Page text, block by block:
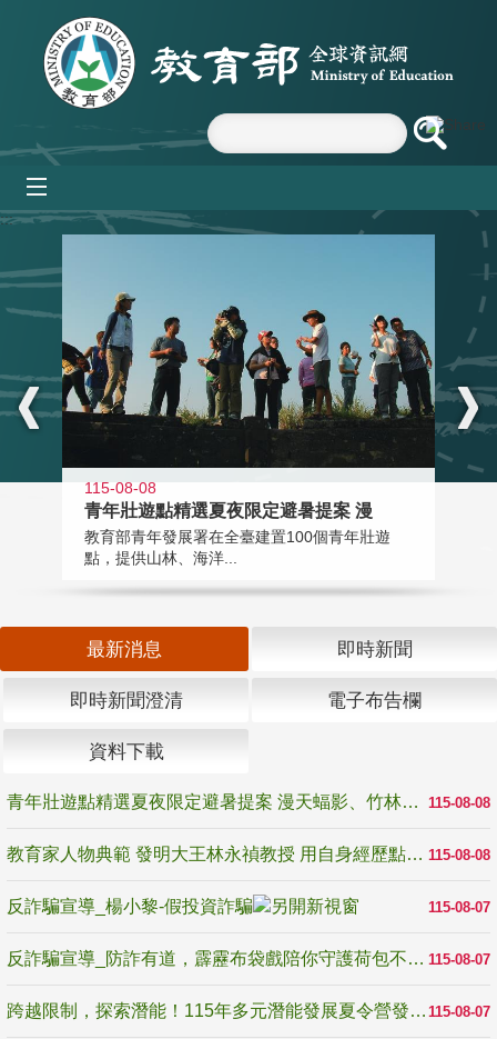
跳到主要內容區塊
:::
115-08-08
青年壯遊點精選夏夜限定避暑提案 漫
教育部青年發展署在全臺建置100個青年壯遊
點，提供山林、海洋...
最新消息 即時新聞
即時新聞澄清 電子布告欄
資料下載
115-08-08
青年壯遊點精選夏夜限定避暑提案 漫天蝠影、竹林尋蛙、茶香夜觀 邀青年暮色出發
115-08-08
教育家人物典範 發明大王林永禎教授 用自身經歷點亮學生的路
115-08-07
反詐騙宣導_楊小黎-假投資詐騙
115-08-07
反詐騙宣導_防詐有道，霹靂布袋戲陪你守護荷包不受騙
115-08-07
跨越限制，探索潛能！115年多元潛能發展夏令營發掘生命無限可能